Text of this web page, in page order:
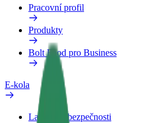
Pracovní profil
Produkty
Bolt Food pro Business
E-kola
Laboratoř bezpečnosti